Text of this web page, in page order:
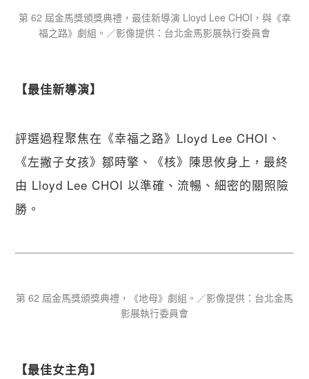
第 62 屆金馬獎頒獎典禮，最佳新導演 Lloyd Lee CHOI，與《幸
福之路》劇組。／影像提供：台北金馬影展執行委員會
【​最佳新導演】
評選過程聚焦在《幸福之路》Lloyd Lee CHOI、
《左撇子女孩》鄒時擎、《核》陳思攸身上，最終
由 Lloyd Lee CHOI 以準確、流暢、細密的關照險
勝。
第 62 屆金馬獎頒獎典禮，《地母》劇組。／影像提供：台北金馬
影展執行委員會
【​最佳女主角】